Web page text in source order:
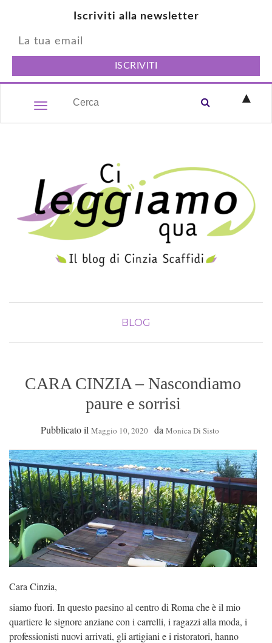
Toggle navigation
BLOG
CARA CINZIA – Nascondiamo
paure e sorrisi
Pubblicato il Maggio 10, 2020 da Monica Di Sisto
Cara Cinzia,
siamo fuori. In questo paesino al centro di Roma che è il mio
quartiere le signore anziane con i carrelli, i ragazzi alla moda, i
professionisti nuovi arrivati, gli artigiani e i ristoratori, hanno
Iscriviti alla newsletter
▲